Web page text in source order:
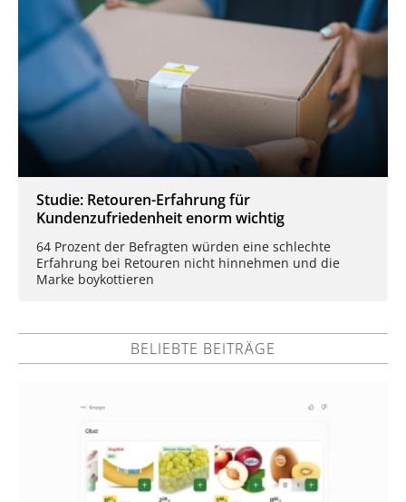
Studie: Retouren-Erfahrung für
Kundenzufriedenheit enorm wichtig
64 Prozent der Befragten würden eine schlechte
Erfahrung bei Retouren nicht hinnehmen und die
Marke boykottieren
BELIEBTE BEITRÄGE